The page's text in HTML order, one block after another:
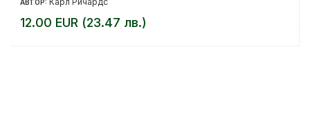
АВТОР:
12.00 EUR (23.47 лв.)